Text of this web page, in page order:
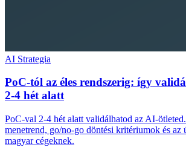
AI Strategia
PoC-tól az éles rendszerig: így
2-4 hét alatt
PoC-val 2-4 hét alatt validálhatod az AI-
menetrend, go/no-go döntési kritériumok és az
magyar cégeknek.